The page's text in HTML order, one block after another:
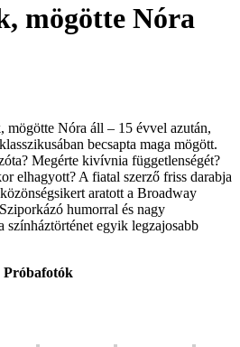
mögötte Nóra
Nóra áll – 15 évvel azután,
becsapta maga mögött.
Megérte kivívnia függetlenségét?
elhagyott? A fiatal szerző friss darabja
aratott a Broadway
humorral és nagy
színháztörténet egyik legzajosabb
Próbafotók